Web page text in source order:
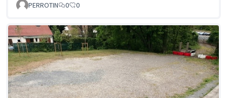
PERROTIN
0 0